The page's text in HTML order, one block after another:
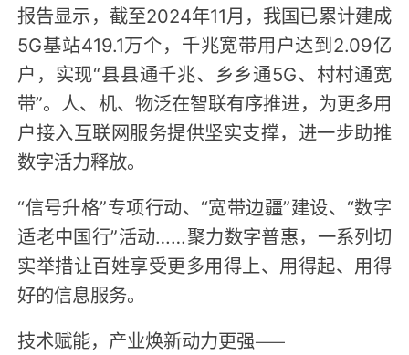
报告显示，截至2024年11月，我国已累计建成
5G基站419.1万个，千兆宽带用户达到2.09亿
户，实现“县县通千兆、乡乡通5G、村村通宽
带”。人、机、物泛在智联有序推进，为更多用
户接入互联网服务提供坚实支撑，进一步助推
数字活力释放。
“信号升格”专项行动、“宽带边疆”建设、“数字
适老中国行”活动……聚力数字普惠，一系列切
实举措让百姓享受更多用得上、用得起、用得
好的信息服务。
技术赋能，产业焕新动力更强——